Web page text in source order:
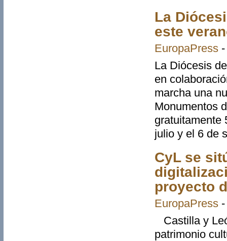
La
este
EuropaPress
La Diócesis
en
marcha una
Monumentos
gratuitamente
julio y el 6 de
CyL se
proyecto
EuropaPress
Castilla y
patrimonio